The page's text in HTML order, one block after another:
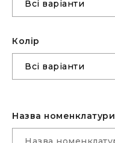
Колір
Назва номенклатури